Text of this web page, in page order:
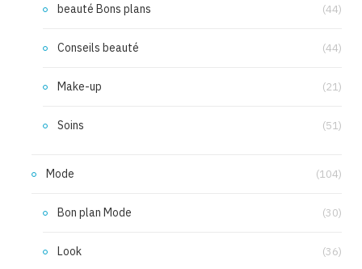
beauté Bons plans (44)
Conseils beauté (44)
Make-up (21)
Soins (51)
Mode (104)
Bon plan Mode (30)
Look (36)